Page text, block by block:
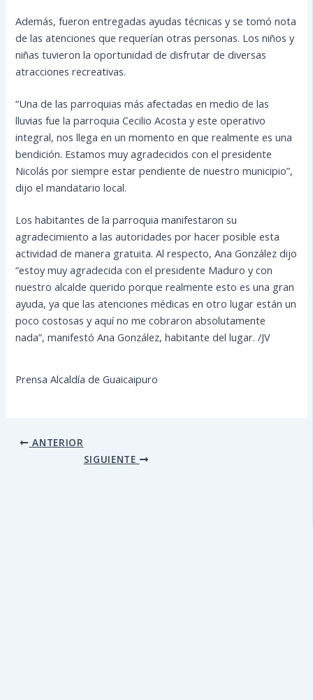
Además, fueron entregadas ayudas técnicas y se tomó nota
de las atenciones que requerían otras personas. Los niños y
niñas tuvieron la oportunidad de disfrutar de diversas
atracciones recreativas.
“Una de las parroquias más afectadas en medio de las
lluvias fue la parroquia Cecilio Acosta y este operativo
integral, nos llega en un momento en que realmente es una
bendición. Estamos muy agradecidos con el presidente
Nicolás por siempre estar pendiente de nuestro municipio”,
dijo el mandatario local.
Los habitantes de la parroquia manifestaron su
agradecimiento a las autoridades por hacer posible esta
actividad de manera gratuita. Al respecto, Ana González dijo
“estoy muy agradecida con el presidente Maduro y con
nuestro alcalde querido porque realmente esto es una gran
ayuda, ya que las atenciones médicas en otro lugar están un
poco costosas y aquí no me cobraron absolutamente
nada”, manifestó Ana González, habitante del lugar. /JV
Prensa Alcaldía de Guaicaipuro
ANTERIOR
SIGUIENTE